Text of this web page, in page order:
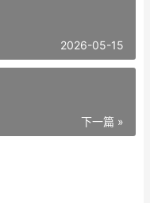
2026-05-15
下一篇 »